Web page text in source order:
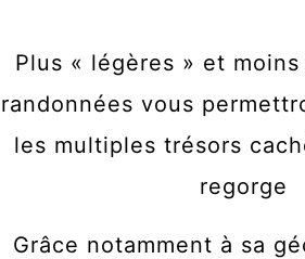
Plus « légères » et
randonnées vous
les multiples trésors
regorge
Grâce notamment à sa